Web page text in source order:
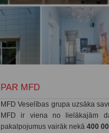
PAR MFD
MFD Veselības grupa uzsāka
MFD ir viena no lielākajām
pakalpojumus vairāk nekā 400